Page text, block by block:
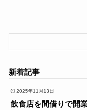
新着記事
2025年11月13日
飲食店を間借りで開